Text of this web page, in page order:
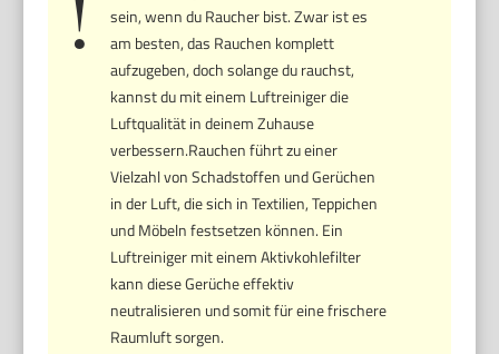
sein, wenn du Raucher bist. Zwar ist es
am besten, das Rauchen komplett
aufzugeben, doch solange du rauchst,
kannst du mit einem Luftreiniger die
Luftqualität in deinem Zuhause
verbessern.Rauchen führt zu einer
Vielzahl von Schadstoffen und Gerüchen
in der Luft, die sich in Textilien, Teppichen
und Möbeln festsetzen können. Ein
Luftreiniger mit einem Aktivkohlefilter
kann diese Gerüche effektiv
neutralisieren und somit für eine frischere
Raumluft sorgen.